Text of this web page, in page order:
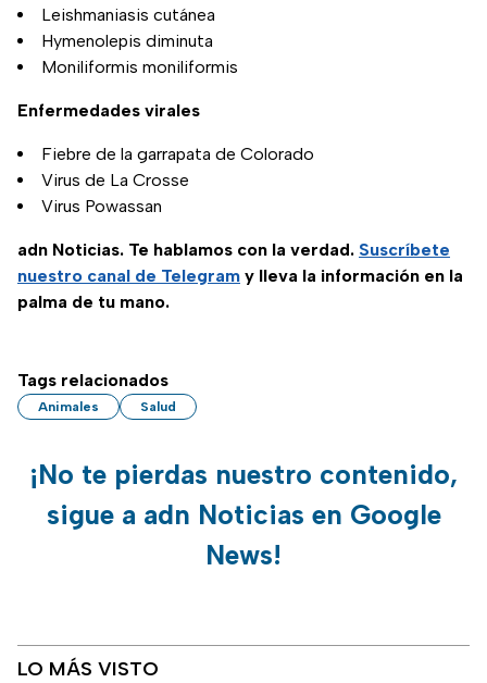
Leishmaniasis cutánea
Hymenolepis diminuta
Moniliformis moniliformis
Enfermedades virales
Fiebre de la garrapata de Colorado
Virus de La Crosse
Virus Powassan
adn Noticias. Te hablamos con la verdad. Suscríbete
nuestro canal de Telegram y lleva la información en la
palma de tu mano.
Tags relacionados
Animales Salud
¡No te pierdas nuestro contenido,
sigue a adn Noticias en Google
News!
LO MÁS VISTO